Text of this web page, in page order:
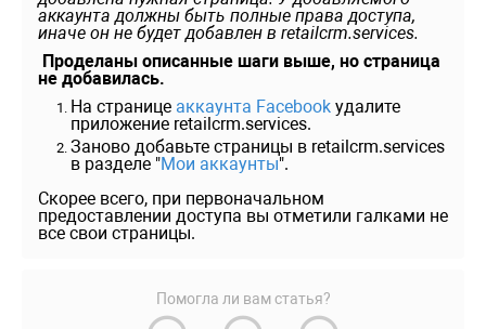
аккаунта должны быть полные права доступа,
иначе он не будет добавлен в retailcrm.services.
Проделаны описанные шаги выше, но страница
не добавилась.
На странице аккаунта Facebook удалите
приложение retailcrm.services.
Заново добавьте страницы в retailcrm.services
в разделе "Мои аккаунты".
Скорее всего, при первоначальном
предоставлении доступа вы отметили галками не
все свои страницы.
Помогла ли вам статья?